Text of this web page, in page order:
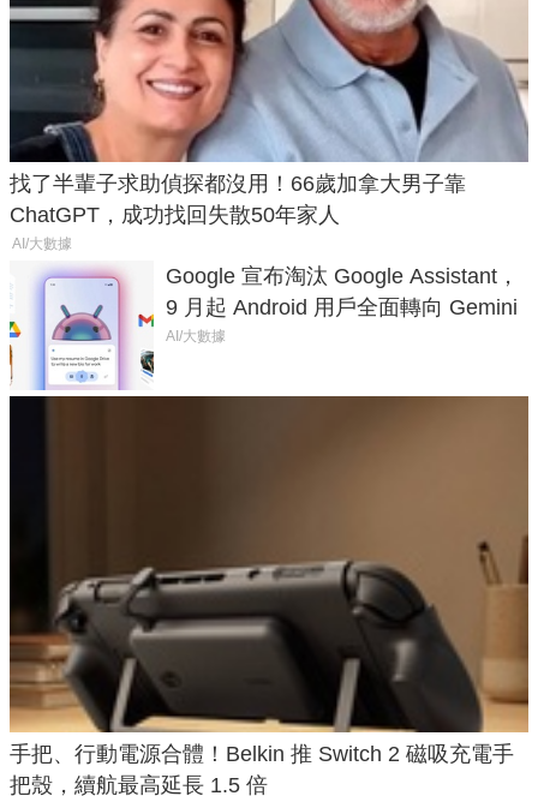
找了半輩子求助偵探都沒用！66歲加拿大男子靠
ChatGPT，成功找回失散50年家人
AI/大數據
Google 宣布淘汰 Google Assistant，
9 月起 Android 用戶全面轉向 Gemini
AI/大數據
手把、行動電源合體！Belkin 推 Switch 2 磁吸充電手
把殼，續航最高延長 1.5 倍